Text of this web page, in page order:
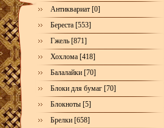
Антиквариат [0]
Береста [553]
Гжель [871]
Хохлома [418]
Балалайки [70]
Блоки для бумаг [70]
Блокноты [5]
Брелки [658]